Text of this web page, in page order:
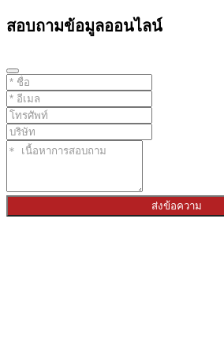
สอบถามข้อมูลออนไลน์
ส่งข้อความ